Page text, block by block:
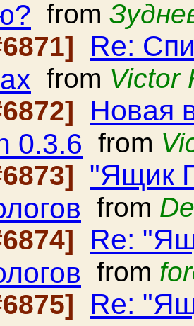
from
Re:
from Victor
Новая
0.3.6 from
"Ящик
from
Re:
from
Re: